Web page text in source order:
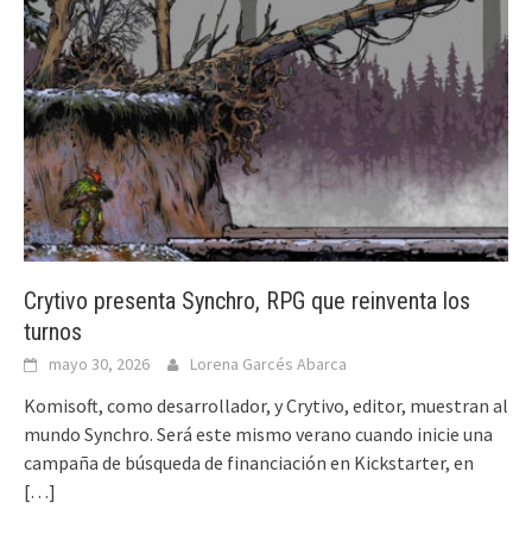
Crytivo presenta Synchro, RPG que reinventa los
turnos
mayo 30, 2026 Lorena Garcés Abarca
Komisoft, como desarrollador, y Crytivo, editor, muestran al
mundo Synchro. Será este mismo verano cuando inicie una
campaña de búsqueda de financiación en Kickstarter, en
[…]